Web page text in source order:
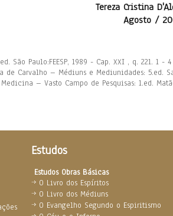
Tereza Cristina
Agosto /
São Paulo:FEESP, 1989 - Cap. XXI , q. 221. 1 - 4
de Carvalho – Médiuns e Mediunidades: 5.ed.
– Vasto Campo de Pesquisas: 1.ed.
Estudos
Estudos Obras Básicas
O Livro dos Espíritos
O Livro dos Médiuns
O Evangelho Segundo o Espiritismo